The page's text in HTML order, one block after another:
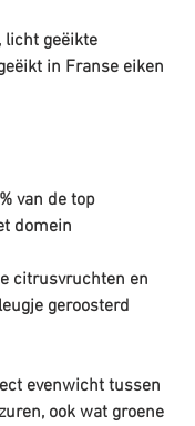
licht geëikte
in Franse eiken
van de top
domein
citrusvruchten en
geroosterd
evenwicht tussen
ook wat groene